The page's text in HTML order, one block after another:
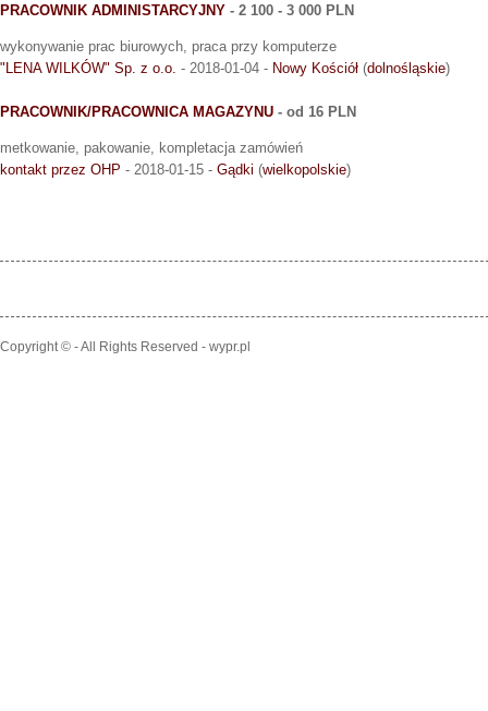
PRACOWNIK ADMINISTARCYJNY - 2 100 - 3 000 PLN
wykonywanie prac biurowych, praca przy komputerze
"LENA WILKÓW" Sp. z o.o. - 2018-01-04 - Nowy Kościół (dolnośląskie)
PRACOWNIK/PRACOWNICA MAGAZYNU - od 16 PLN
metkowanie, pakowanie, kompletacja zamówień
kontakt przez OHP - 2018-01-15 - Gądki (wielkopolskie)
Copyright © - All Rights Reserved - wypr.pl